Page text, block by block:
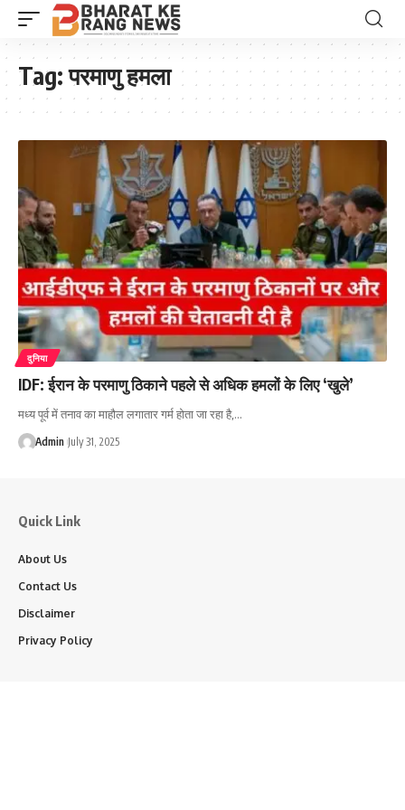
Tag:परमाणु हमला
दुनिया
IDF: ईरान के परमाणु ठिकाने पहले से अधिक हमलों के लिए ‘खुले’
मध्य पूर्व में तनाव का माहौल लगातार गर्म होता जा रहा है,…
Admin July 31, 2025
Quick Link
About Us
Contact Us
Disclaimer
Privacy Policy